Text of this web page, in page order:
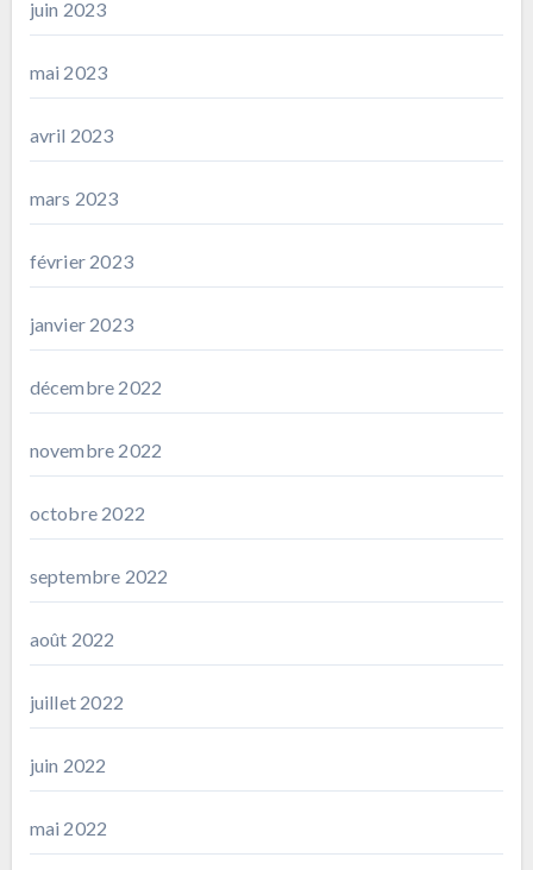
juin 2023
mai 2023
avril 2023
mars 2023
février 2023
janvier 2023
décembre 2022
novembre 2022
octobre 2022
septembre 2022
août 2022
juillet 2022
juin 2022
mai 2022